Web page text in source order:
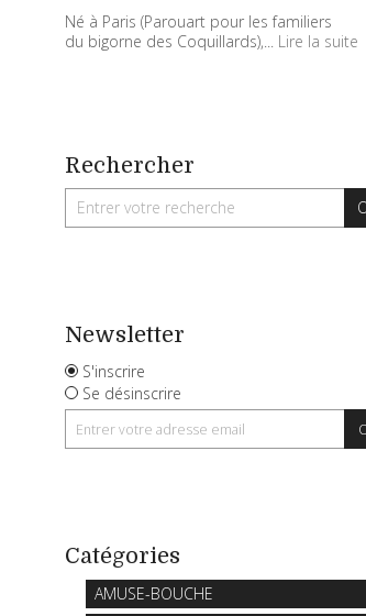
Né à Paris (Parouart pour les familiers
du bigorne des Coquillards),... Lire la suite
Rechercher
Newsletter
S'inscrire
Se désinscrire
Catégories
AMUSE-BOUCHE